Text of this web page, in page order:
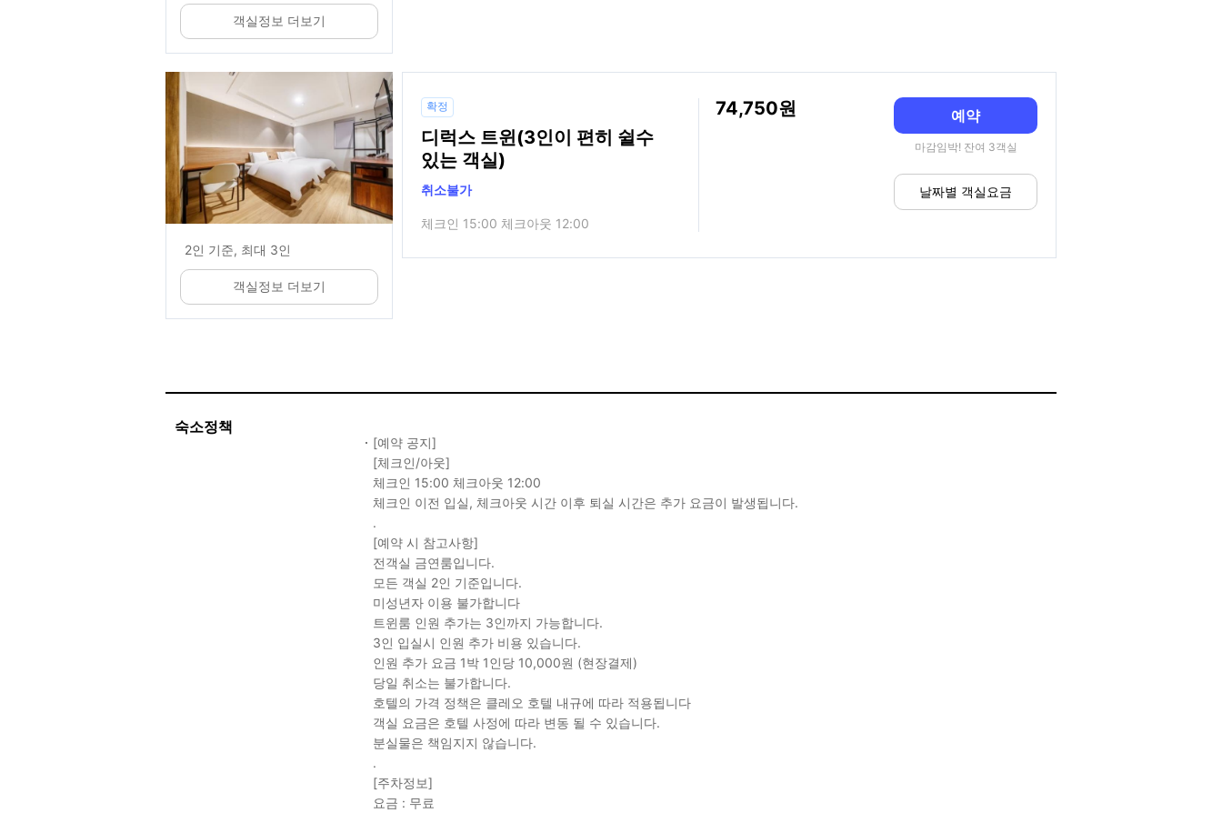
객실정보 더보기
2인 기준, 최대 3인
객실정보 더보기
확정
디럭스 트윈(3인이 편히 쉴수
있는 객실)
취소불가
체크인 15:00 체크아웃 12:00
74,750 예약
마감임박! 잔여 3객실
날짜별 객실요금
숙소정책
[예약 공지]
[체크인/아웃]
체크인 15:00 체크아웃 12:00
체크인 이전 입실, 체크아웃 시간 이후 퇴실 시간은 추가 요금이 발생됩니다.
.
[예약 시 참고사항]
전객실 금연룸입니다.
모든 객실 2인 기준입니다.
미성년자 이용 불가합니다
트윈룸 인원 추가는 3인까지 가능합니다.
3인 입실시 인원 추가 비용 있습니다.
인원 추가 요금 1박 1인당 10,000원 (현장결제)
당일 취소는 불가합니다.
호텔의 가격 정책은 클레오 호텔 내규에 따라 적용됩니다
객실 요금은 호텔 사정에 따라 변동 될 수 있습니다.
분실물은 책임지지 않습니다.
.
[주차정보]
요금 : 무료